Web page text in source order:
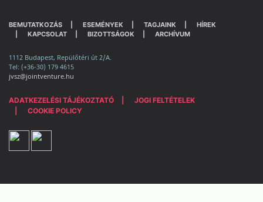
BEMUTATKOZÁS ESEMÉNYEK TAGJAINK
HÍREK
KAPCSOLAT
BIZOTTSÁGOK ARCHÍVUM
1112 Budapest, Repülőtéri út 2/A.
Tel: (+36-30) 179 4615
jvsz@jointventure.hu
ADATKEZELÉSI TÁJÉKOZTATÓ
JOGI FELTÉTELEK
COOKIE POLICY